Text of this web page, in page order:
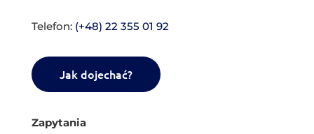
Telefon: (+48) 22 355 01 92
Jak dojechać?
Zapytania